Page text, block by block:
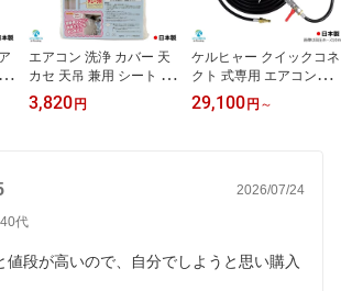
エアコン 洗浄 カバー 天
カセ 天吊 兼用 シート ホ
ッパー 1～20個入り KT-5
230 天井カセット 【 日
3,820円
ケルヒャー クイックコネ
クト 式専用 エアコン洗
浄 ノズル ガン キット 6
～30m 【業務用エアコン
じ G1/4 ワンタッチカプ
専用
29,100円 ～
2026/07/24
40代
値段が高いので、自分でしようと思い購入